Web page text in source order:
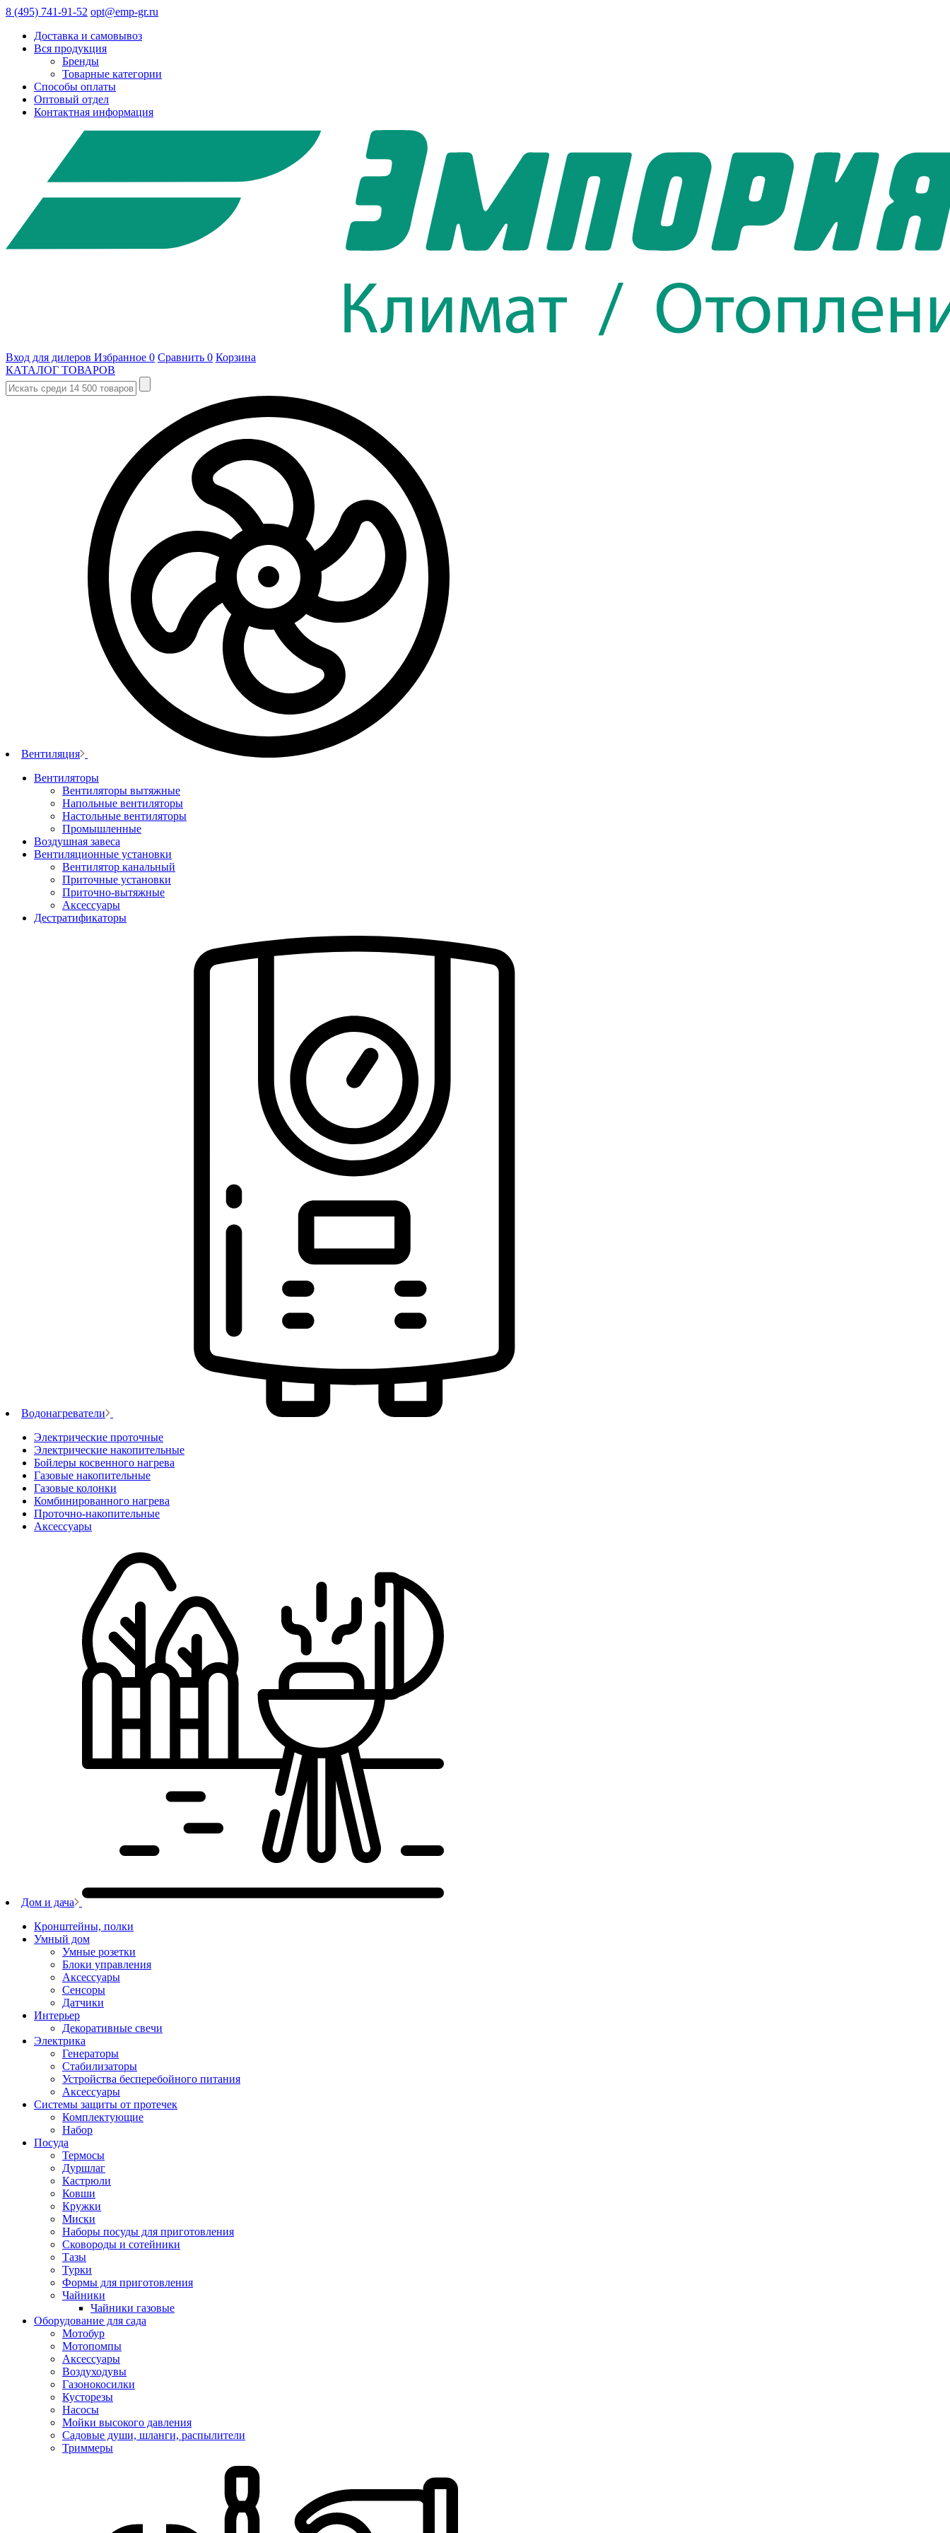
8 (495) 741-91-52 opt@emp-gr.ru
Доставка и самовывоз
Вся продукция
Бренды
Товарные категории
Способы оплаты
Оптовый отдел
Контактная информация
Вход для дилеров Избранное 0 Сравнить 0 Корзина
КАТАЛОГ ТОВАРОВ
Вентиляция
Вентиляторы
Вентиляторы вытяжные
Напольные вентиляторы
Настольные вентиляторы
Промышленные
Воздушная завеса
Вентиляционные установки
Вентилятор канальный
Приточные установки
Приточно-вытяжные
Аксессуары
Дестратификаторы
Водонагреватели
Электрические проточные
Электрические накопительные
Бойлеры косвенного нагрева
Газовые накопительные
Газовые колонки
Комбинированного нагрева
Проточно-накопительные
Аксессуары
Дом и дача
Кронштейны, полки
Умный дом
Умные розетки
Блоки управления
Аксессуары
Сенсоры
Датчики
Интерьер
Декоративные свечи
Электрика
Генераторы
Стабилизаторы
Устройства бесперебойного питания
Аксессуары
Системы защиты от протечек
Комплектующие
Набор
Посуда
Термосы
Дуршлаг
Кастрюли
Ковши
Кружки
Миски
Наборы посуды для приготовления
Сковороды и сотейники
Тазы
Турки
Формы для приготовления
Чайники
Чайники газовые
Оборудование для сада
Мотобур
Мотопомпы
Аксессуары
Воздуходувы
Газонокосилки
Кусторезы
Насосы
Мойки высокого давления
Садовые души, шланги, распылители
Триммеры